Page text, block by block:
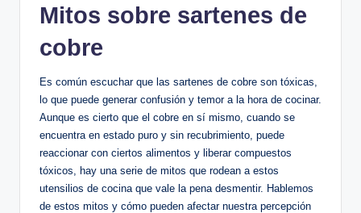
Mitos sobre sartenes de
cobre
Es común escuchar que las sartenes de cobre son tóxicas,
lo que puede generar confusión y temor a la hora de cocinar.
Aunque es cierto que el cobre en sí mismo, cuando se
encuentra en estado puro y sin recubrimiento, puede
reaccionar con ciertos alimentos y liberar compuestos
tóxicos, hay una serie de mitos que rodean a estos
utensilios de cocina que vale la pena desmentir. Hablemos
de estos mitos y cómo pueden afectar nuestra percepción